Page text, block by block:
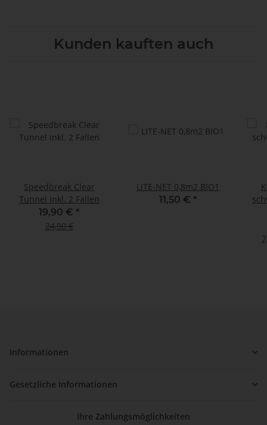
Kunden kauften auch
Speedbreak Clear
Tunnel inkl. 2 Fallen
19,90 € *
24,90 €
LITE-NET 0,8m2 BIO1
11,50 € *
Informationen
Gesetzliche Informationen
Ihre Zahlungsmöglichkeiten